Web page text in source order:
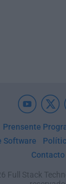
Prensente
Software
Contacto
Full Stack